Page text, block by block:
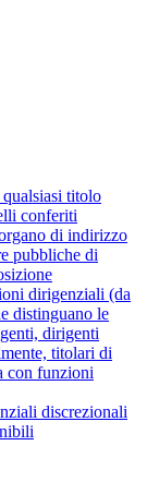
titolo
conferiti
di indirizzo
pubbliche di
dirigenziali (da
distinguano le
dirigenti
titolari di
con funzioni
discrezionali